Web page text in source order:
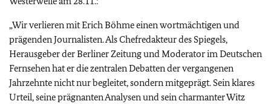
„Wir verlieren mit Erich Böhme einen wortmächtigen und
prägenden Journalisten. Als Chefredakteur des Spiegels,
Herausgeber der Berliner Zeitung und Moderator im Deutschen
Fernsehen hat er die zentralen Debatten der vergangenen
Jahrzehnte nicht nur begleitet, sondern mitgeprägt. Sein klares
Urteil, seine prägnanten Analysen und sein charmanter Witz